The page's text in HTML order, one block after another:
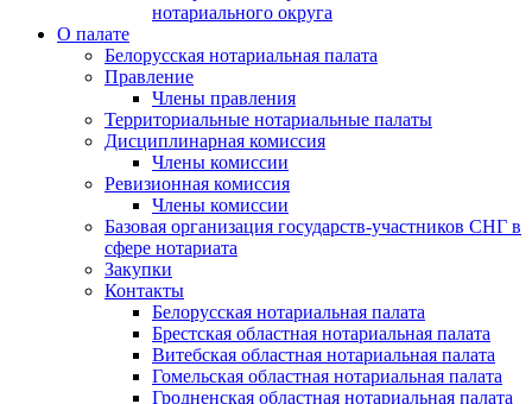
нотариального округа
О палате
Белорусская нотариальная палата
Правление
Члены правления
Территориальные нотариальные палаты
Дисциплинарная комиссия
Члены комиссии
Ревизионная комиссия
Члены комиссии
Базовая организация государств-участников СНГ в
сфере нотариата
Закупки
Контакты
Белорусская нотариальная палата
Брестская областная нотариальная палата
Витебская областная нотариальная палата
Гомельская областная нотариальная палата
Гродненская областная нотариальная палата